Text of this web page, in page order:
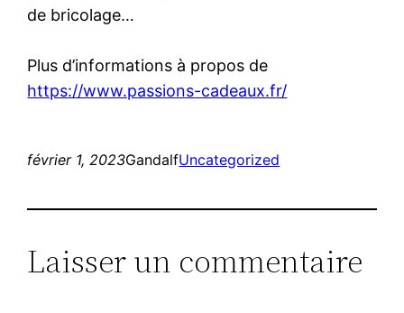
de bricolage…
Plus d’informations à propos de
https://www.passions-cadeaux.fr/
février 1, 2023GandalfUncategorized
Laisser un commentaire